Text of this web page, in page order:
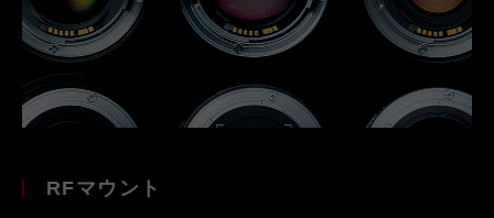
RFマウント